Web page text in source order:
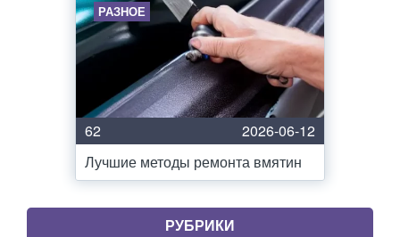
РАЗНОЕ
62
2026-06-12
Лучшие методы ремонта вмятин
РУБРИКИ